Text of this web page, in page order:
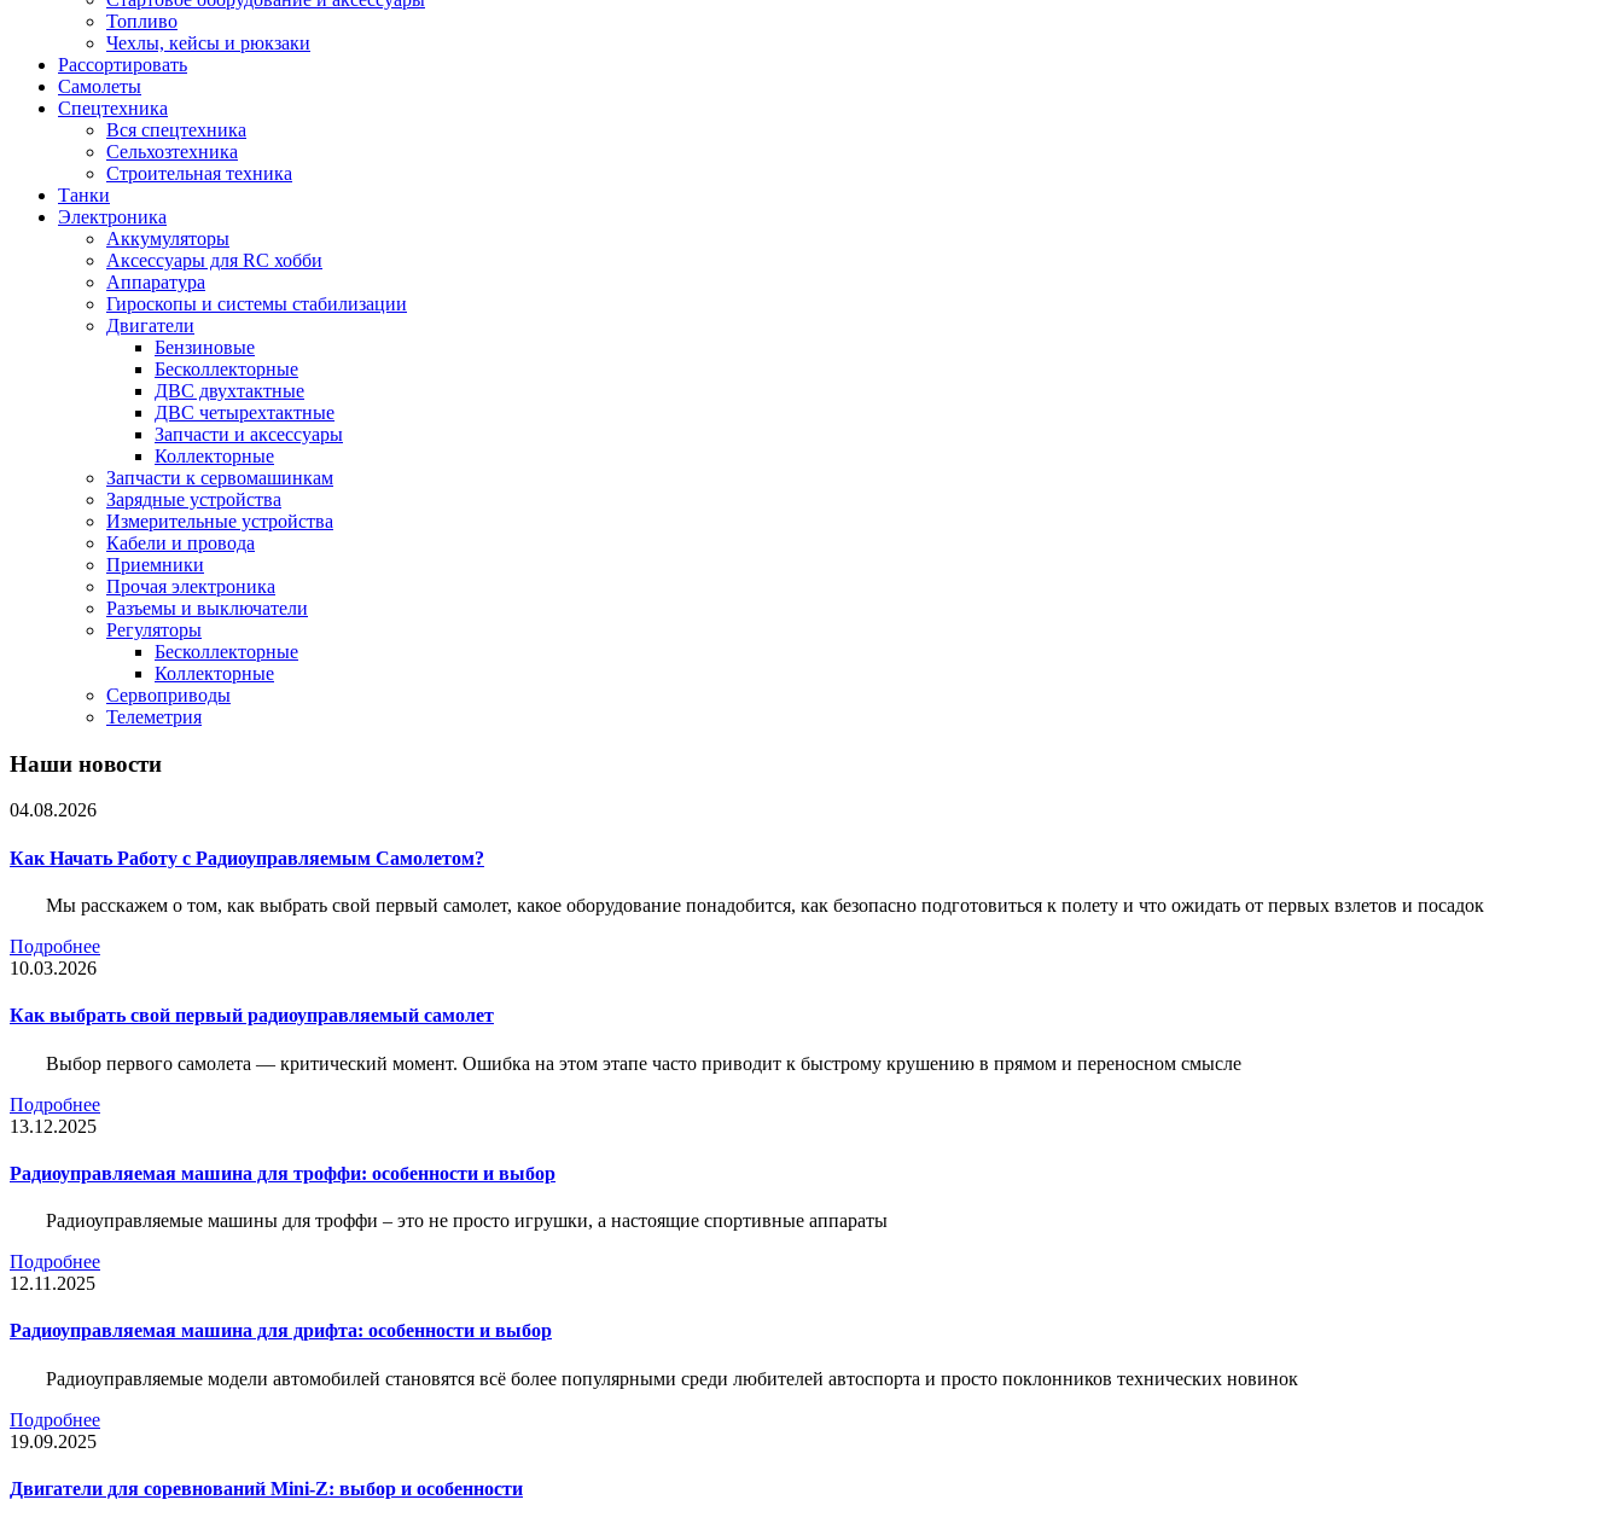
Топливо
Чехлы, кейсы и рюкзаки
Рассортировать
Самолеты
Спецтехника
Вся спецтехника
Сельхозтехника
Строительная техника
Танки
Электроника
Аккумуляторы
Аксессуары для RC хобби
Аппаратура
Гироскопы и системы стабилизации
Двигатели
Бензиновые
Бесколлекторные
ДВС двухтактные
ДВС четырехтактные
Запчасти и аксессуары
Коллекторные
Запчасти к сервомашинкам
Зарядные устройства
Измерительные устройства
Кабели и провода
Приемники
Прочая электроника
Разъемы и выключатели
Регуляторы
Бесколлекторные
Коллекторные
Сервоприводы
Телеметрия
Наши новости
04.08.2026
Как Начать Работу с Радиоуправляемым Самолетом?
Мы расскажем о том, как выбрать свой первый самолет, какое оборудование понадобится, как безопасно подготовиться к полету и что ожидать от первых взлетов и посадок
Подробнее
10.03.2026
Как выбрать свой первый радиоуправляемый самолет
Выбор первого самолета — критический момент. Ошибка на этом этапе часто приводит к быстрому крушению в прямом и переносном смысле
Подробнее
13.12.2025
Радиоуправляемая машина для троффи: особенности и выбор
Радиоуправляемые машины для троффи – это не просто игрушки, а настоящие спортивные аппараты
Подробнее
12.11.2025
Радиоуправляемая машина для дрифта: особенности и выбор
Радиоуправляемые модели автомобилей становятся всё более популярными среди любителей автоспорта и просто поклонников технических новинок
Подробнее
19.09.2025
Двигатели для соревнований Mini-Z: выбор и особенности